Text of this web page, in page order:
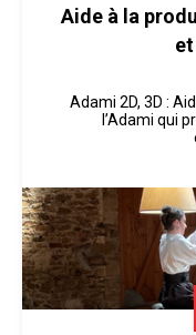
Aide à la
Adami 2D, 3D :
l’Adami qui